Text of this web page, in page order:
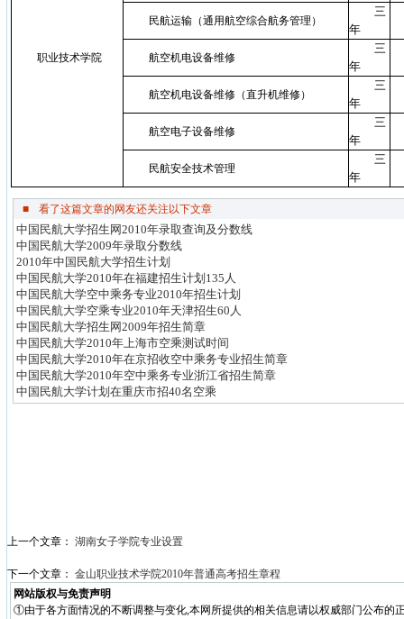
职业技术学院
民航运输（通用航空综合航务管理）
三
年
航空机电设备维修
三
年
航空机电设备维修（直升机维修）
三
年
航空电子设备维修
三
年
民航安全技术管理
三
年
■ 看了这篇文章的网友还关注以下文章
中国民航大学招生网2010年录取查询及分数线
中国民航大学2009年录取分数线
2010年中国民航大学招生计划
中国民航大学2010年在福建招生计划135人
中国民航大学空中乘务专业2010年招生计划
中国民航大学空乘专业2010年天津招生60人
中国民航大学招生网2009年招生简章
中国民航大学2010年上海市空乘测试时间
中国民航大学2010年在京招收空中乘务专业招生简章
中国民航大学2010年空中乘务专业浙江省招生简章
中国民航大学计划在重庆市招40名空乘
上一个文章： 湖南女子学院专业设置
下一个文章： 金山职业技术学院2010年普通高考招生章程
网站版权与免责声明
①由于各方面情况的不断调整与变化,本网所提供的相关信息请以权威部门公布的